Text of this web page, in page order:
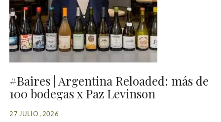
#Baires | Argentina Reloaded: más de
100 bodegas x Paz Levinson
27 JULIO , 2026